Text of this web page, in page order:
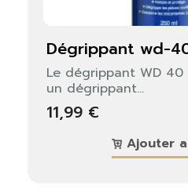
dégrippant wd-
Le dégrippant WD 40
un dégrippant...
11,99 €
Ajouter